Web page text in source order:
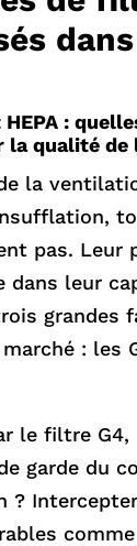
:
qualité de
la
pas. Leur
dans leur
grandes
: les
le filtre G4,
garde du
?